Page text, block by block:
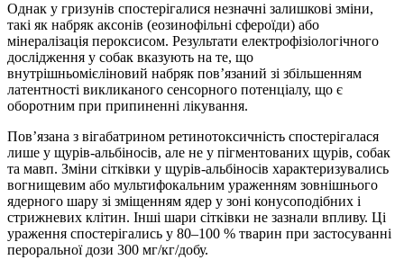
Однак у гризунів спостерігалися незначні залишкові зміни,
такі як набряк аксонів (еозинофільні сфероїди) або
мінералізація пероксисом. Результати електрофізіологічного
дослідження у собак вказують на те, що
внутрішньомієліновий набряк пов’язаний зі збільшенням
латентності викликаного сенсорного потенціалу, що є
оборотним при припиненні лікування.
Пов’язана з вігабатрином ретинотоксичність спостерігалася
лише у щурів-альбіносів, але не у пігментованих щурів, собак
та мавп. Зміни сітківки у щурів-альбіносів характеризувались
вогнищевим або мультифокальним ураженням зовнішнього
ядерного шару зі зміщенням ядер у зоні конусоподібних і
стрижневих клітин. Інші шари сітківки не зазнали впливу. Ці
ураження спостерігались у 80–100 % тварин при застосуванні
пероральної дози 300 мг/кг/добу.